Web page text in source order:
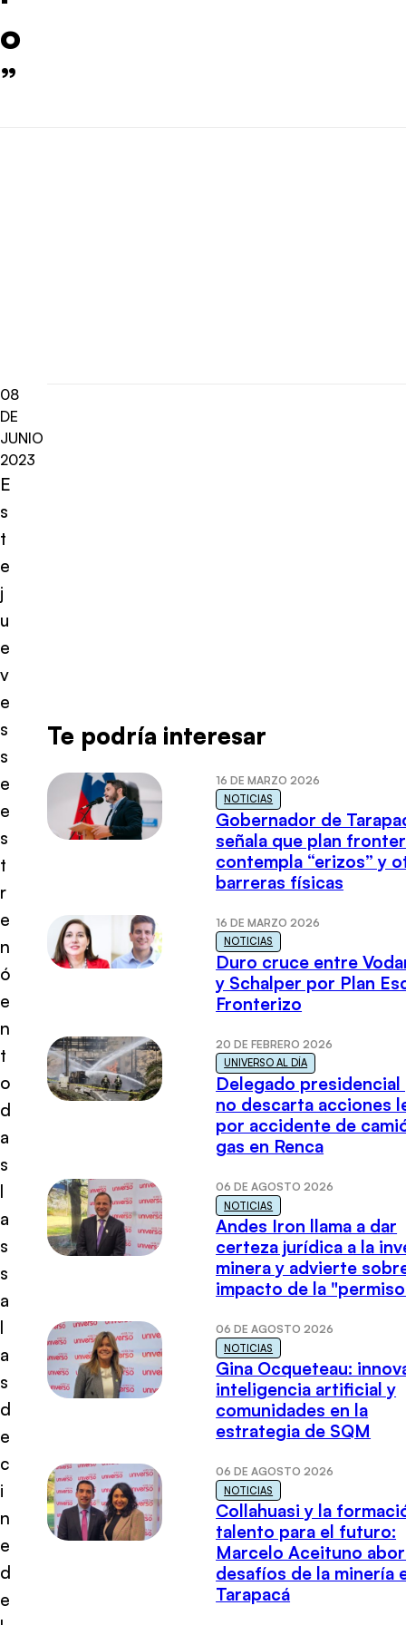
o
”
08
DE
JUNIO
2023
E
s
t
e
j
u
e
v
e
s
s
e
e
s
t
r
e
n
ó
e
n
t
o
d
a
s
l
a
s
s
a
l
a
s
d
e
c
i
n
e
d
e
Te podría interesar
16 DE MARZO 2026
NOTICIAS
Gobernador de
señala que plan
contempla “erizos” y
barreras físicas
16 DE MARZO 2026
NOTICIAS
Duro cruce entre
y Schalper por Plan
Fronterizo
20 DE FEBRERO 2026
UNIVERSO AL DÍA
Delegado presidencial
no descarta acciones
por accidente de
gas en Renca
06 DE AGOSTO 2026
NOTICIAS
Andes Iron llama a dar
certeza jurídica a la
minera y advierte
impacto de la
06 DE AGOSTO 2026
NOTICIAS
Gina Ocqueteau:
inteligencia artificial y
comunidades en la
estrategia de SQM
06 DE AGOSTO 2026
NOTICIAS
Collahuasi y la
talento para el futuro:
Marcelo Aceituno
desafíos de la minería
Tarapacá